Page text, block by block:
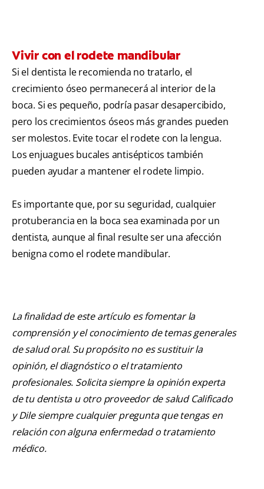
Vivir con el rodete mandibular
Si el dentista le recomienda no tratarlo, el
crecimiento óseo permanecerá al interior de la
boca. Si es pequeño, podría pasar desapercibido,
pero los crecimientos óseos más grandes pueden
ser molestos. Evite tocar el rodete con la lengua.
Los enjuagues bucales antisépticos también
pueden ayudar a mantener el rodete limpio.
Es importante que, por su seguridad, cualquier
protuberancia en la boca sea examinada por un
dentista, aunque al final resulte ser una afección
benigna como el rodete mandibular.
La finalidad de este artículo es fomentar la
comprensión y el conocimiento de temas generales
de salud oral. Su propósito no es sustituir la
opinión, el diagnóstico o el tratamiento
profesionales. Solicita siempre la opinión experta
de tu dentista u otro proveedor de salud Calificado
y Dile siempre cualquier pregunta que tengas en
relación con alguna enfermedad o tratamiento
médico.